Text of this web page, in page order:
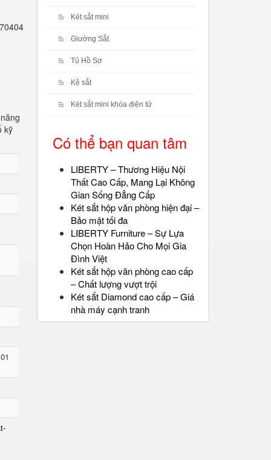
kỹ
Két sắt mini
Giường Sắt
Tủ Hồ Sơ
Kệ sắt
Két sắt mini khóa điện tử
Có thể bạn quan tâm
LIBERTY – Thương Hiệu Nội
Thất Cao Cấp, Mang Lại Không
Gian Sống Đẳng Cấp
Két sắt hộp văn phòng hiện đại –
Bảo mật tối đa
LIBERTY Furniture – Sự Lựa
Chọn Hoàn Hảo Cho Mọi Gia
Đình Việt
Két sắt hộp văn phòng cao cấp
– Chất lượng vượt trội
Két sắt Diamond cao cấp – Giá
nhà máy cạnh tranh